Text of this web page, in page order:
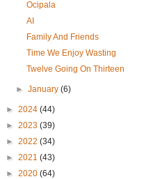
Ocipala
AI
Family And Friends
Time We Enjoy Wasting
Twelve Going On Thirteen
►January(6)
► 2024 (44)
► 2023 (39)
► 2022 (34)
► 2021 (43)
► 2020 (64)